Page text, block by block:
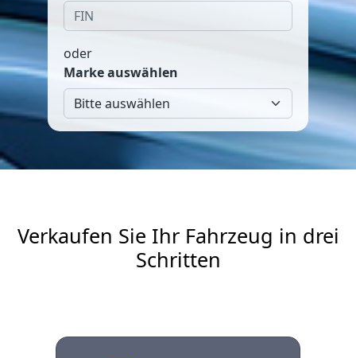
oder
Marke auswählen
Verkaufen Sie Ihr Fahrzeug in drei
Schritten